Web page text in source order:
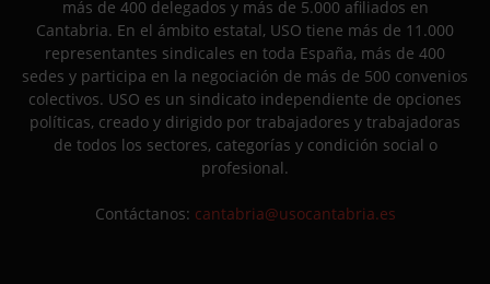
más de 400 delegados y más de 5.000 afiliados en
Cantabria. En el ámbito estatal, USO tiene más de 11.000
representantes sindicales en toda España, más de 400
sedes y participa en la negociación de más de 500 convenios
colectivos. USO es un sindicato independiente de opciones
políticas, creado y dirigido por trabajadores y trabajadoras
de todos los sectores, categorías y condición social o
profesional.
Contáctanos: cantabria@usocantabria.es